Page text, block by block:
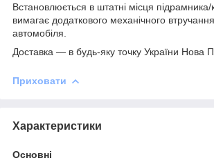
Встановлюється в штатні місця підрамника/
вимагає додаткового механічного
автомобіля.
Доставка ― в будь-яку точку України Нова
Приховати
Характеристики
Основні